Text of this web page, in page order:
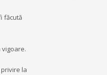
făcută
vigoare.
privire la